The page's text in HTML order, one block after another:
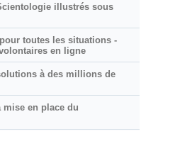
illustrés sous
toutes les situations -
en ligne
à des millions de
mise en place du